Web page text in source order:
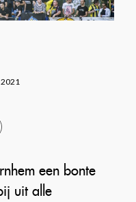
2021
een bonte
uit alle